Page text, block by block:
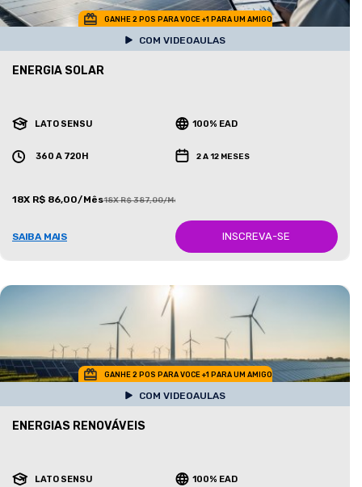
GANHE 2 POS PARA VOCE +1 PARA UM AMIGO
COM VIDEOAULAS
ENERGIA SOLAR
LATO SENSU 100% EAD
360 A 720H 2 A 12 MESES
18X R$ 86,00/Mês18X R$ 387,00/Mês
SAIBA MAIS INSCREVA-SE
GANHE 2 POS PARA VOCE +1 PARA UM AMIGO
COM VIDEOAULAS
ENERGIAS RENOVÁVEIS
LATO SENSU 100% EAD